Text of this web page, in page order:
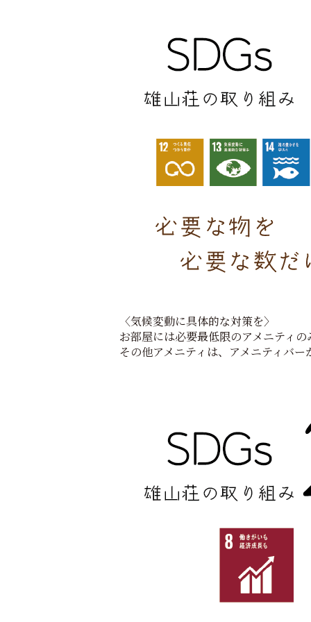
〈気候変動に具体的な対策を〉
お部屋には必要最低限のアメニティ
その他アメニティは、アメニティバ